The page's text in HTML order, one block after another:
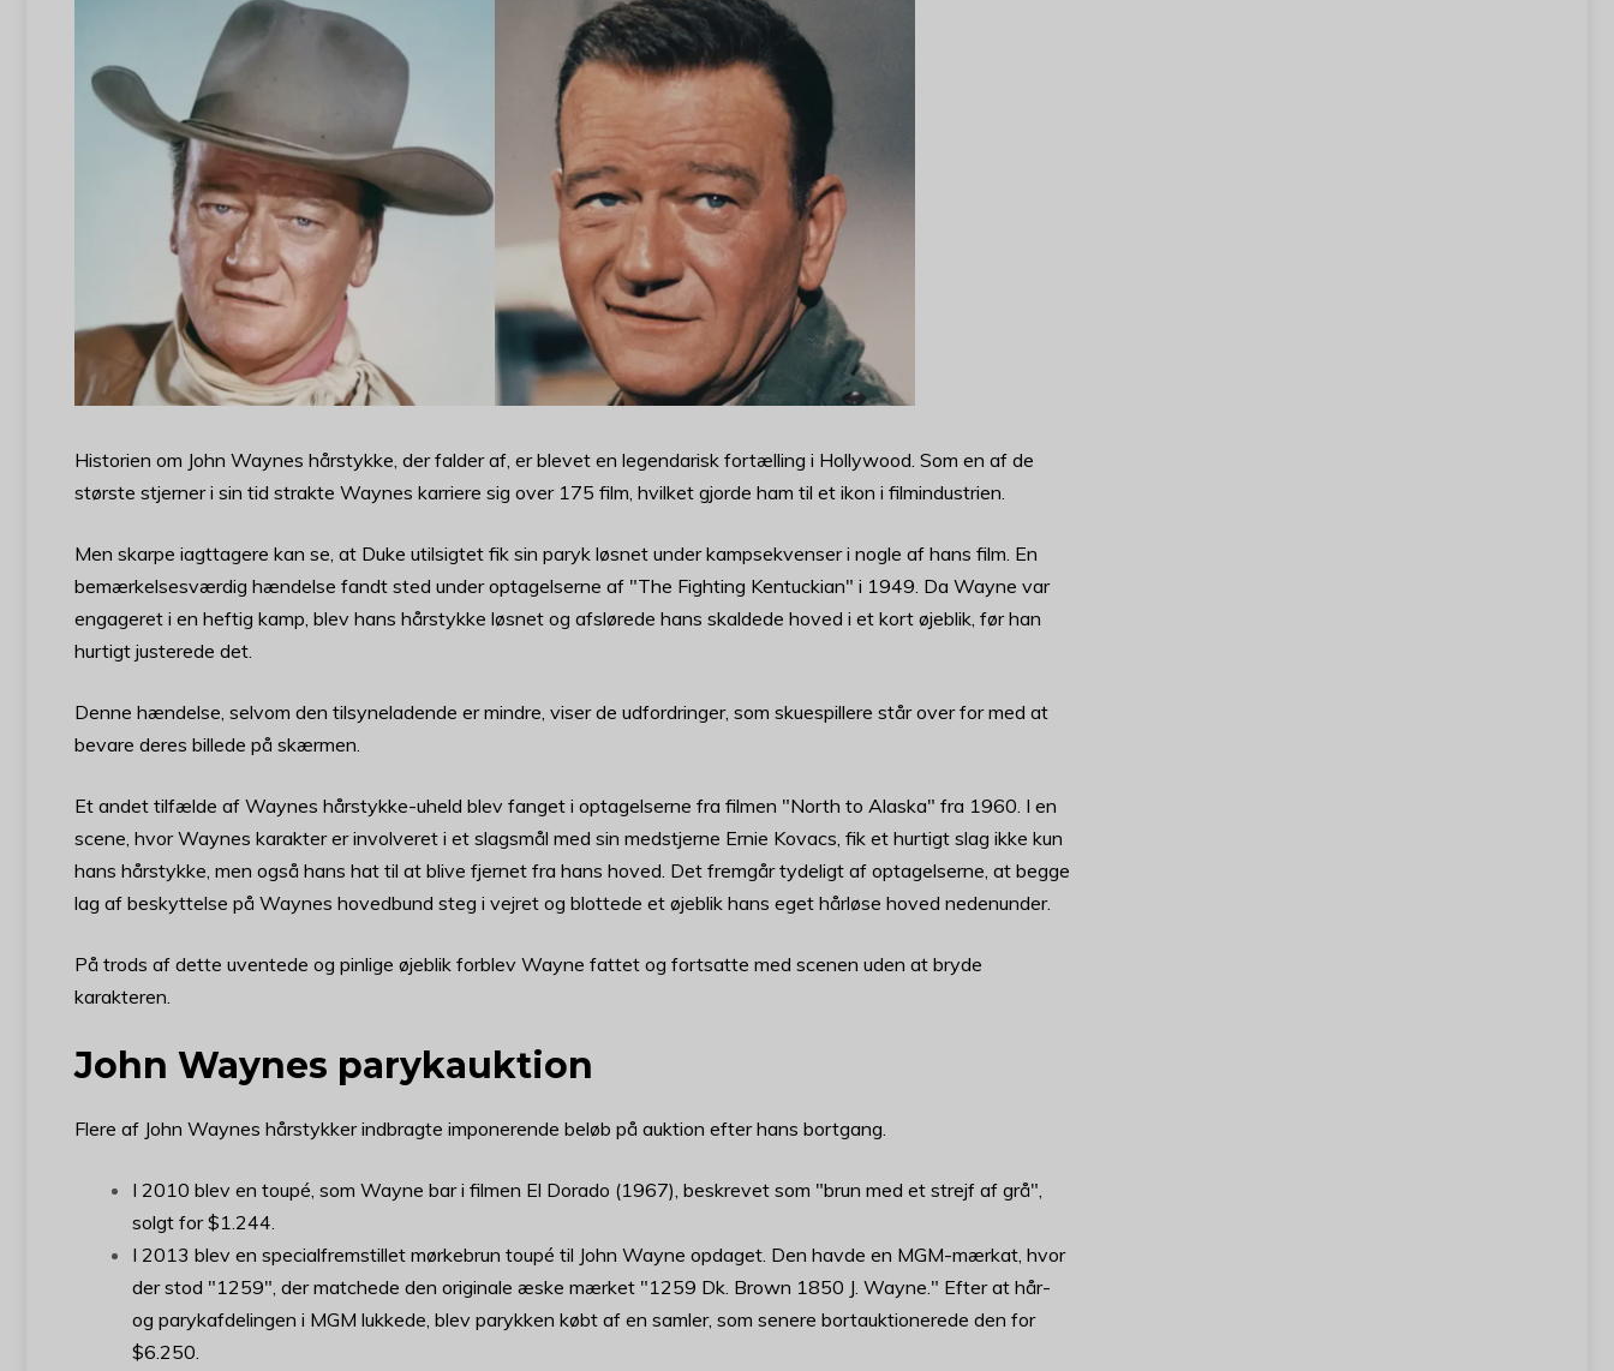
Historien om John Waynes hårstykke, der falder af, er blevet en legendarisk fortælling i Hollywood. Som en af de
største stjerner i sin tid strakte Waynes karriere sig over 175 film, hvilket gjorde ham til et ikon i filmindustrien.
Men skarpe iagttagere kan se, at Duke utilsigtet fik sin paryk løsnet under kampsekvenser i nogle af hans film. En
bemærkelsesværdig hændelse fandt sted under optagelserne af "The Fighting Kentuckian" i 1949. Da Wayne var
engageret i en heftig kamp, blev hans hårstykke løsnet og afslørede hans skaldede hoved i et kort øjeblik, før han
hurtigt justerede det.
Denne hændelse, selvom den tilsyneladende er mindre, viser de udfordringer, som skuespillere står over for med at
bevare deres billede på skærmen.
Et andet tilfælde af Waynes hårstykke-uheld blev fanget i optagelserne fra filmen "North to Alaska" fra 1960. I en
scene, hvor Waynes karakter er involveret i et slagsmål med sin medstjerne Ernie Kovacs, fik et hurtigt slag ikke kun
hans hårstykke, men også hans hat til at blive fjernet fra hans hoved. Det fremgår tydeligt af optagelserne, at begge
lag af beskyttelse på Waynes hovedbund steg i vejret og blottede et øjeblik hans eget hårløse hoved nedenunder.
På trods af dette uventede og pinlige øjeblik forblev Wayne fattet og fortsatte med scenen uden at bryde
karakteren.
John Waynes parykauktion
Flere af John Waynes hårstykker indbragte imponerende beløb på auktion efter hans bortgang.
I 2010 blev en toupé, som Wayne bar i filmen El Dorado (1967), beskrevet som "brun med et strejf af grå",
solgt for $1.244.
I 2013 blev en specialfremstillet mørkebrun toupé til John Wayne opdaget. Den havde en MGM-mærkat, hvor
der stod "1259", der matchede den originale æske mærket "1259 Dk. Brown 1850 J. Wayne." Efter at hår-
og parykafdelingen i MGM lukkede, blev parykken købt af en samler, som senere bortauktionerede den for
$6.250.